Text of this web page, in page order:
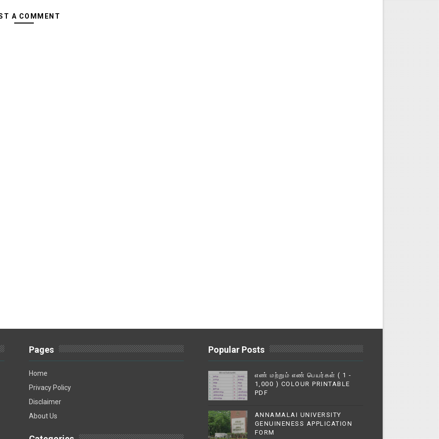
A COMMENT
Pages
Home
Privacy Policy
Disclaimer
About Us
Popular Posts
எண் மற்றும் எண் பெயர்கள் ( 1 -
1,000 ) COLOUR PRINTABLE
PDF
ANNAMALAI UNIVERSITY
GENUINENESS APPLICATION
FORM